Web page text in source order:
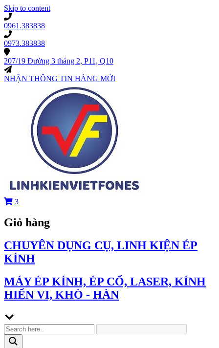
Skip to content
0961.383838
0973.383838
207/19 Đường 3 tháng 2, P11, Q10
NHẬN THÔNG TIN HÀNG MỚI
3
Giỏ hàng
CHUYÊN DỤNG CỤ, LINH KIỆN ÉP
KÍNH
MÁY ÉP KÍNH, ÉP CỔ, LASER, KÍNH
HIỂN VI, KHÒ - HÀN